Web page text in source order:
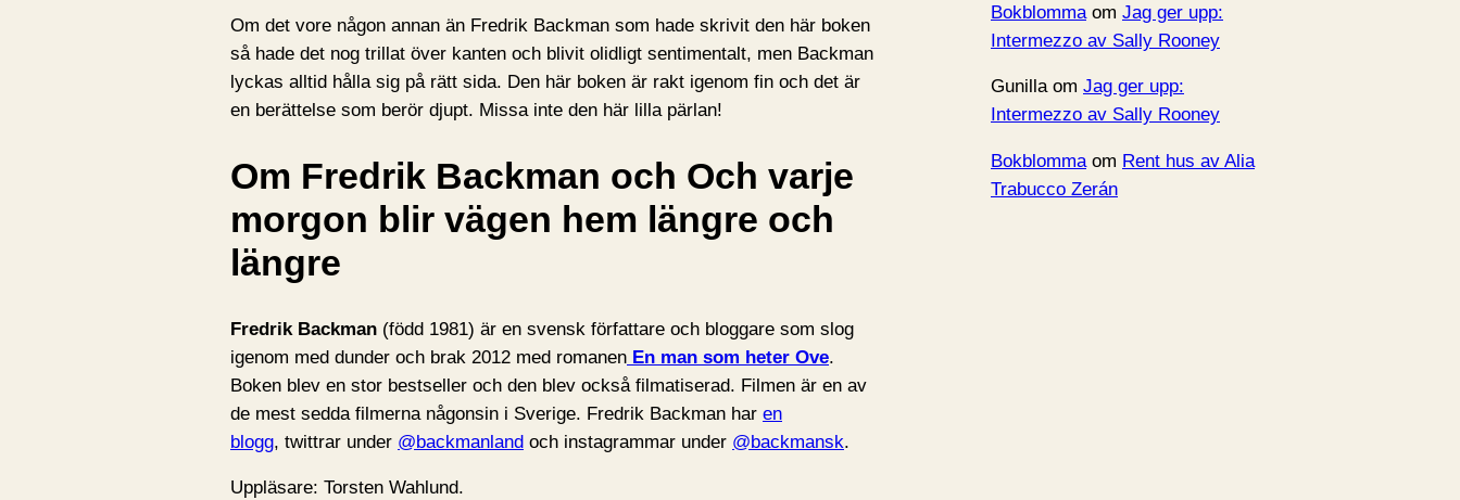
Om det vore någon annan än Fredrik Backman som hade skrivit den här boken
så hade det nog trillat över kanten och blivit olidligt sentimentalt, men Backman
lyckas alltid hålla sig på rätt sida. Den här boken är rakt igenom fin och det är
en berättelse som berör djupt. Missa inte den här lilla pärlan!
Om Fredrik Backman och Och varje
morgon blir vägen hem längre och
längre
Fredrik Backman (född 1981) är en svensk författare och bloggare som slog
igenom med dunder och brak 2012 med romanen En man som heter Ove.
Boken blev en stor bestseller och den blev också filmatiserad. Filmen är en av
de mest sedda filmerna någonsin i Sverige. Fredrik Backman har en
blogg, twittrar under @backmanland och instagrammar under @backmansk.
Uppläsare: Torsten Wahlund.
Bokblomma om Jag ger upp:
Intermezzo av Sally Rooney
Gunillaom Jag ger upp:
Intermezzo av Sally Rooney
Bokblommaom Rent hus av Alia
Trabucco Zerán